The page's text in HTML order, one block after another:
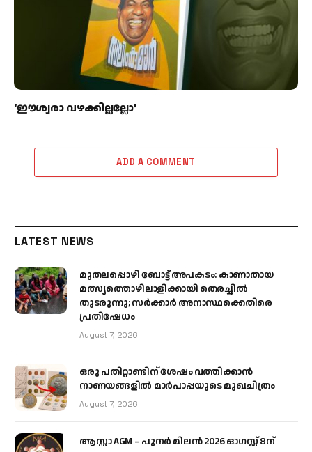
‘ഈശ്വരാ വഴക്കില്ലല്ലോ’
ADD A COMMENT
LATEST NEWS
മുതലപ്പൊഴി ബോട്ട് അപകടം: കാണാതായ
മത്സ്യത്തൊഴിലാളിക്കായി തെരച്ചിൽ
തുടരുന്നു; സർക്കാർ അനാസ്ഥക്കെതിരെ
പ്രതിഷേധം
August 7, 2026
ഒരു പതിറ്റാണ്ടിന് ശേഷം വത്തിക്കാൻ
നാണയങ്ങളിൽ മാർപാപ്പയുടെ മുഖചിത്രം
August 7, 2026
ആസ്റ്റാ AGM – പുനർ മിലൻ 2026 ഓഗസ്റ്റ് 8ന്